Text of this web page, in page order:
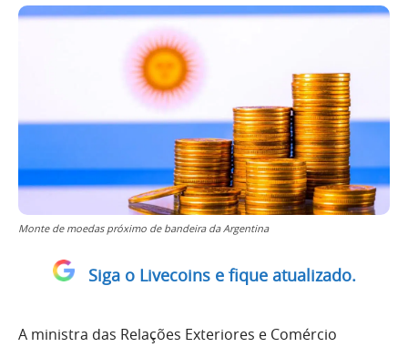
Monte de moedas próximo de bandeira da Argentina
Siga o Livecoins e fique atualizado.
A ministra das Relações Exteriores e Comércio